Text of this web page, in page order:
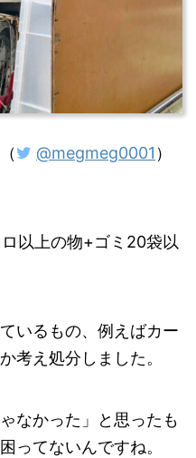
@megmeg0001 ）
以上の物+ゴミ20袋以
いるもの、例えばカー
考え処分しました。
なかった」と思ったも
ってないんですね。